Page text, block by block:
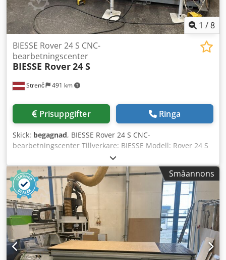
1 /8
Strenči 491 km
BIESSE Rover 24 S CNC-
bearbetningscenter
BIESSE Rover24 S
Prisuppgifter Ringa
Skick: begagnad, BIESSE Rover 24 S CNC-
bearbetningscenter Tillverkare: BIESSE Modell: Rover 24 S
År: 2001 Djdpfxjzrv Hbo Agpock Serienummer: 16171
Spänningsförsörjning: 230 V Effekt: 20 kW Märkström: 59 A
Frekvens: 50 Hz Tryckluftförsörjning: 6,5–7,5 bar Krävt
luftflöde: 30 m/s Vikt: 3 450 kg Maskinen kräver service och
underhåll.
Småannons